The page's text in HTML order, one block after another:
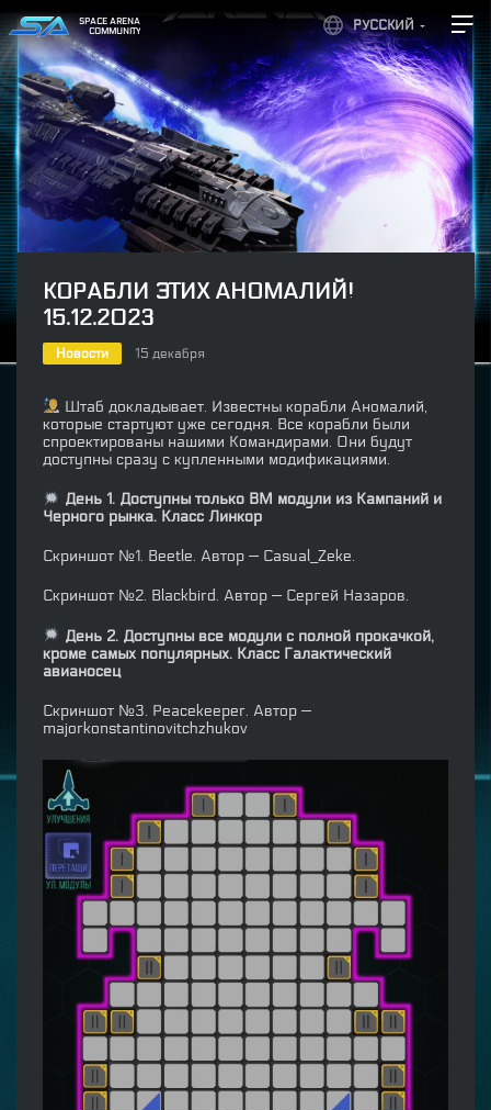
РУССКИЙ
SPACE ARENA
COMMUNITY
КОРАБЛИ ЭТИХ АНОМАЛИЙ!
15.12.2023
Новости 15 декабря
Штаб докладывает. Известны корабли Аномалий,
которые стартуют уже сегодня. Все корабли были
спроектированы нашими Командирами. Они будут
доступны сразу с купленными модификациями.
День 1. Доступны только BM модули из Кампаний и
Черного рынка. Класс Линкор
Скриншот №1. Beetle. Автор — Casual_Zeke.
Скриншот №2. Blackbird. Автор — Сергей Назаров.
День 2. Доступны все модули с полной прокачкой,
кроме самых популярных. Класс Галактический
авианосец
Скриншот №3. Peacekeeper. Автор —
majorkonstantinovitchzhukov